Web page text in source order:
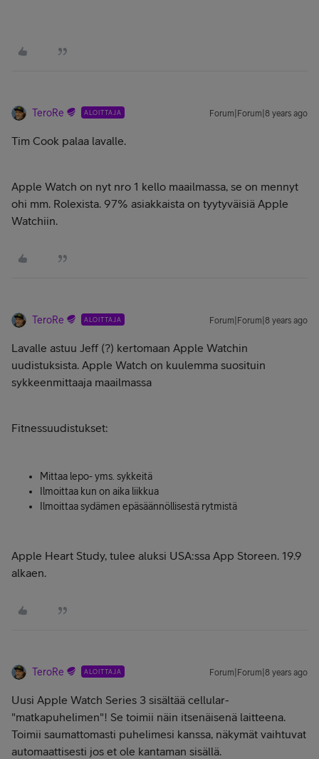
TeroRe ALOITTAJA Forum|Forum|8 years ago
Tim Cook palaa lavalle.
Apple Watch on nyt nro 1 kello maailmassa, se on mennyt
ohi mm. Rolexista. 97% asiakkaista on tyytyväisiä Apple
Watchiin.
TeroRe ALOITTAJA Forum|Forum|8 years ago
Lavalle astuu Jeff (?) kertomaan Apple Watchin
uudistuksista. Apple Watch on kuulemma suosituin
sykkeenmittaaja maailmassa
Fitnessuudistukset:
Mittaa lepo- yms. sykkeitä
Ilmoittaa kun on aika liikkua
Ilmoittaa sydämen epäsäännöllisestä rytmistä
Apple Heart Study, tulee aluksi USA:ssa App Storeen. 19.9
alkaen.
TeroRe ALOITTAJA Forum|Forum|8 years ago
Uusi Apple Watch Series 3 sisältää cellular-
"matkapuhelimen"! Se toimii näin itsenäisenä laitteena.
Toimii saumattomasti puhelimesi kanssa, näkymät vaihtuvat
automaattisesti jos et ole kantaman sisällä.